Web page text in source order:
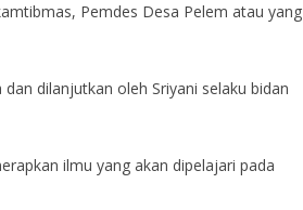
Pemdes Desa Pelem atau yang
dilanjutkan oleh Sriyani selaku bidan
ilmu yang akan dipelajari pada